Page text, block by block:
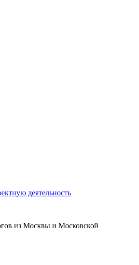
деятельность
из Москвы и Московской